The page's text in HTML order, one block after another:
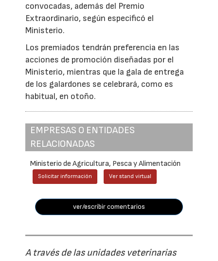
convocadas, además del Premio
Extraordinario, según especificó el
Ministerio.
Los premiados tendrán preferencia en las
acciones de promoción diseñadas por el
Ministerio, mientras que la gala de entrega
de los galardones se celebrará, como es
habitual, en otoño.
EMPRESAS O ENTIDADES
RELACIONADAS
Ministerio de Agricultura, Pesca y Alimentación
Solicitar información Ver stand virtual
ver/escribir comentarios
A través de las unidades veterinarias